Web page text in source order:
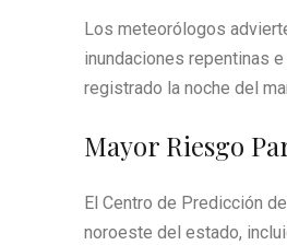
Los meteorólogos
inundaciones repentinas
registrado la noche del
Mayor Riesgo
El Centro de Predicción
noroeste del estado,